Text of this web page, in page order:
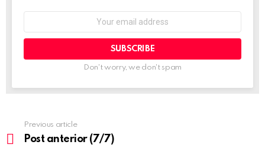
Don't worry, we don't spam
more
Previous article
Post anterior (7/7)